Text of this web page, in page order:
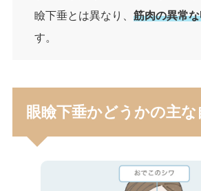
瞼下垂とは異なり、筋肉の異常
す。
眼瞼下垂かどうかの主な